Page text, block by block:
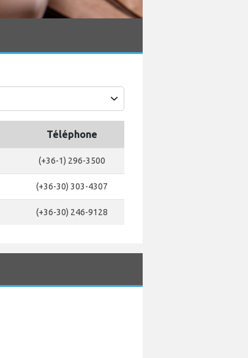
Téléphone
(+36-1) 296-3500
(+36-30) 303-4307
(+36-30) 246-9128